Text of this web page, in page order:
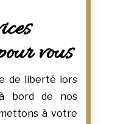
vous
de liberté lors
bord de nos
à votre